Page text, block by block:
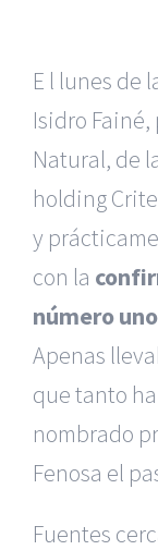
E l lunes de
Isidro
Natural, de
holding
y
con la
número
Apenas
que tanto
nombrado
Fenosa el
Fuentes